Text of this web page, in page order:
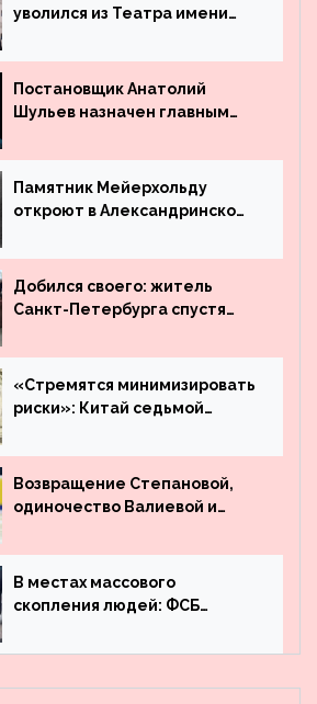
уволился из Театра имени
Постановщик Анатолий
Шульев назначен главным
Вахтангова
Памятник Мейерхольду
откроют в Александринском
Добился своего: житель
Санкт-Петербурга спустя
угнанную в Казахстан
машину
«Стремятся минимизировать
риски»: Китай седьмой
деньги из американского
госдолга
Возвращение Степановой,
одиночество Валиевой и
что обсуждают в мире
фигурного катания
В местах массового
скопления людей: ФСБ
террористов, планировавших